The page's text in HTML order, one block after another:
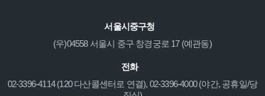
서울시중구청
(우)04558 서울시 중구 창경궁로 17 (예관동)
전화
02-3396-4114 (120 다산콜센터로 연결), 02-3396-4000 (야간, 공휴일/당